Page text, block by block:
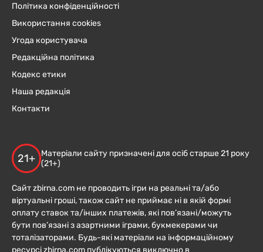
Політика конфіденційності
Використання cookies
Угода користувача
Редакційна політика
Кодекс етики
Наша редакція
Контакти
21+
Матеріали сайту призначені для осіб старше 21 року
(21+)
Сайт zbirna.com не проводить ігри на реальні та/або
віртуальні гроші, також сайт не приймає ні в якій формі
оплату ставок та/інших платежів, які пов’язані/можуть
бути пов’язані з азартними іграми, букмекерами чи
тоталізаторами. Будь-які матеріали на інформаційному
ресурсі zbirna.com публікуються виключно в